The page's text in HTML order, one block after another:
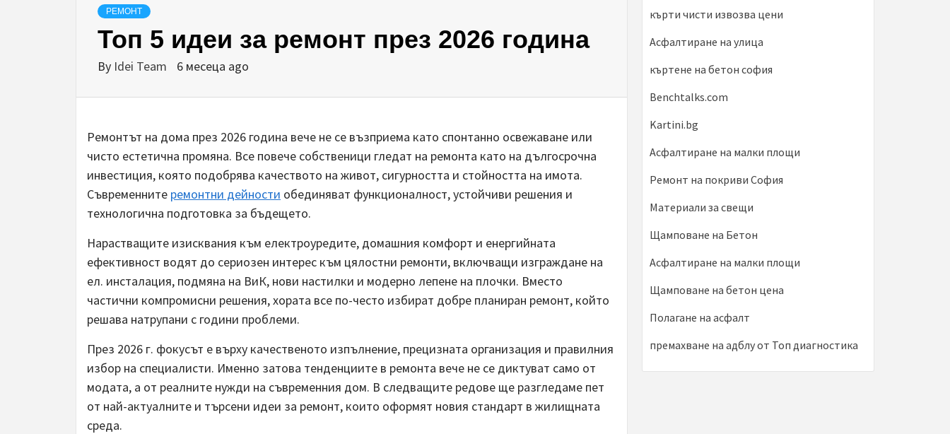
РЕМОНТ
Топ 5 идеи за ремонт през 2026 година
By Idei Team 6 месеца ago
Ремонтът на дома през 2026 година вече не се възприема като спонтанно освежаване или
чисто естетична промяна. Все повече собственици гледат на ремонта като на дългосрочна
инвестиция, която подобрява качеството на живот, сигурността и стойността на имота.
Съвременните ремонтни дейности обединяват функционалност, устойчиви решения и
технологична подготовка за бъдещето.
Нарастващите изисквания към електроуредите, домашния комфорт и енергийната
ефективност водят до сериозен интерес към цялостни ремонти, включващи изграждане на
ел. инсталация, подмяна на ВиК, нови настилки и модерно лепене на плочки. Вместо
частични компромисни решения, хората все по-често избират добре планиран ремонт, който
решава натрупани с години проблеми.
През 2026 г. фокусът е върху качественото изпълнение, прецизната организация и правилния
избор на специалисти. Именно затова тенденциите в ремонта вече не се диктуват само от
модата, а от реалните нужди на съвременния дом. В следващите редове ще разгледаме пет
от най-актуалните и търсени идеи за ремонт, които оформят новия стандарт в жилищната
среда.
кърти чисти извозва цени
Асфалтиране на улица
къртене на бетон софия
Benchtalks.com
Kartini.bg
Асфалтиране на малки площи
Ремонт на покриви София
Материали за свещи
Щамповане на Бетон
Асфалтиране на малки площи
Щамповане на бетон цена
Полагане на асфалт
премахване на адблу от Топ диагностика